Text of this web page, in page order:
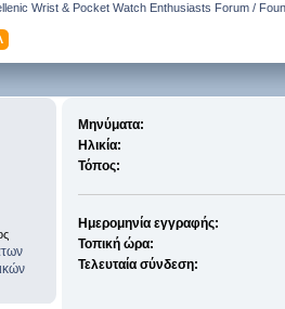
Wrist & Pocket Watch Enthusiasts Forum /
Μηνύματα:
Ηλικία:
Τόπος:
Ημερομηνία εγγραφής:
Τοπική ώρα:
Τελευταία σύνδεση: